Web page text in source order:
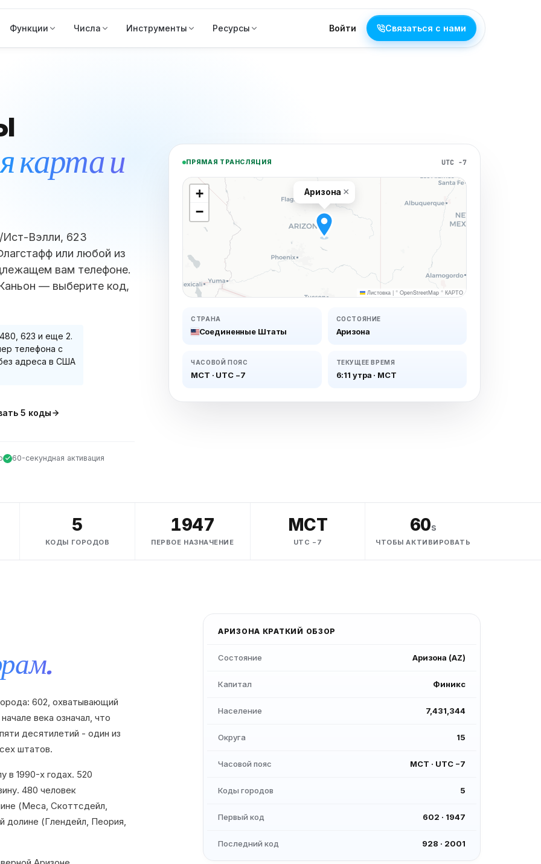
Функции Числа Инструменты Ресурсы Войти Связаться с нами
карта и
Ист-Вэлли, 623
или любой из
вам телефоне.
— выберите код,
623 и еще 2.
телефона с
адреса в США
5 коды
60-секундная активация
ПРЯМАЯ ТРАНСЛЯЦИЯ UTC −7
Аризона ×
+
−
Листовка |© OpenStreetMap© КАРТО
СТРАНА
Соединенные Штаты
СОСТОЯНИЕ
Аризона
ЧАСОВОЙ ПОЯС
МСТ · UTC −7
ТЕКУЩЕЕ ВРЕМЯ
6:11 утра · МСТ
5
КОДЫ ГОРОДОВ
1947
ПЕРВОЕ НАЗНАЧЕНИЕ
МСТ
UTC −7
60s
ЧТОБЫ АКТИВИРОВАТЬ
602, охватывающий
века означал, что
десятилетий - один из
штатов.
в 1990-х годах. 520
480 человек
(Меса, Скоттсдейл,
долине (Глендейл, Пеория,
АРИЗОНА КРАТКИЙ ОБЗОР
Состояние Аризона (AZ)
Капитал Финикс
Население 7,431,344
Округа 15
Часовой пояс МСТ · UTC −7
Коды городов 5
Первый код 602 · 1947
Последний код 928 · 2001